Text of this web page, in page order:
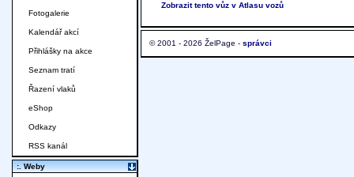
Zobrazit tento vůz v Atlasu vozů
© 2001 - 2026 ŽelPage - správci
Fotogalerie
Kalendář akcí
Přihlášky na akce
Seznam tratí
Řazení vlaků
eShop
Odkazy
RSS kanál
:. Weby